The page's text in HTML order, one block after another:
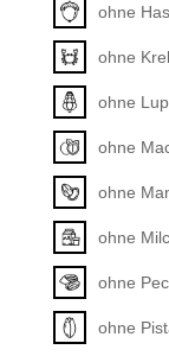
ohne
ohne
ohne
ohne
ohne
ohne
ohne
ohne